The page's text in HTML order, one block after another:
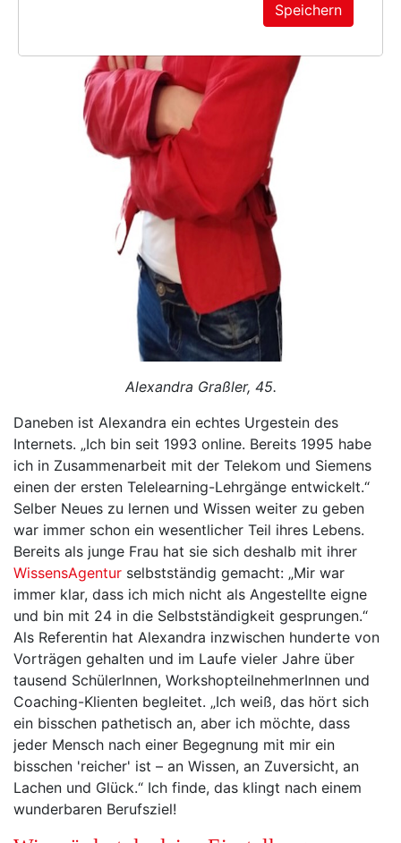
Alexandra Graßler, 45.
Daneben ist Alexandra ein echtes Urgestein des
Internets. „Ich bin seit 1993 online. Bereits 1995 habe
ich in Zusammenarbeit mit der Telekom und Siemens
einen der ersten Telelearning-Lehrgänge entwickelt.“
Selber Neues zu lernen und Wissen weiter zu geben
war immer schon ein wesentlicher Teil ihres Lebens.
Bereits als junge Frau hat sie sich deshalb mit ihrer
WissensAgentur selbstständig gemacht: „Mir war
immer klar, dass ich mich nicht als Angestellte eigne
und bin mit 24 in die Selbstständigkeit gesprungen.“
Als Referentin hat Alexandra inzwischen hunderte von
Vorträgen gehalten und im Laufe vieler Jahre über
tausend SchülerInnen, WorkshopteilnehmerInnen und
Coaching-Klienten begleitet. „Ich weiß, das hört sich
ein bisschen pathetisch an, aber ich möchte, dass
jeder Mensch nach einer Begegnung mit mir ein
bisschen 'reicher' ist – an Wissen, an Zuversicht, an
Lachen und Glück.“ Ich finde, das klingt nach einem
wunderbaren Berufsziel!
Speichern